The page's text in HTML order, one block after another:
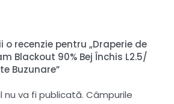
o recenzie pentru „Draperie de
Blackout 90% Bej Închis L2.5/
Buzunare”
nu va fi publicată. Câmpurile